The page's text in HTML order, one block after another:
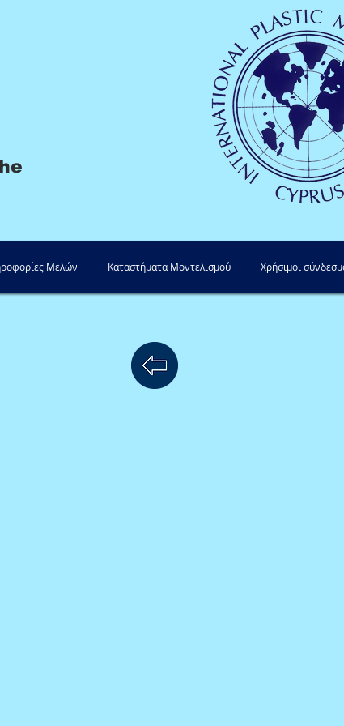
Μελών Καταστήματα Μοντελισμού Χρήσιμοι